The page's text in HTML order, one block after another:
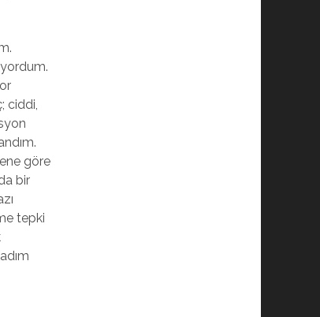
ciddi,
göre
bir
tepki